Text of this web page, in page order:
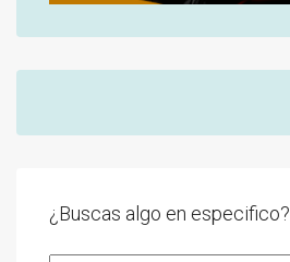
¿Buscas algo en especifico?